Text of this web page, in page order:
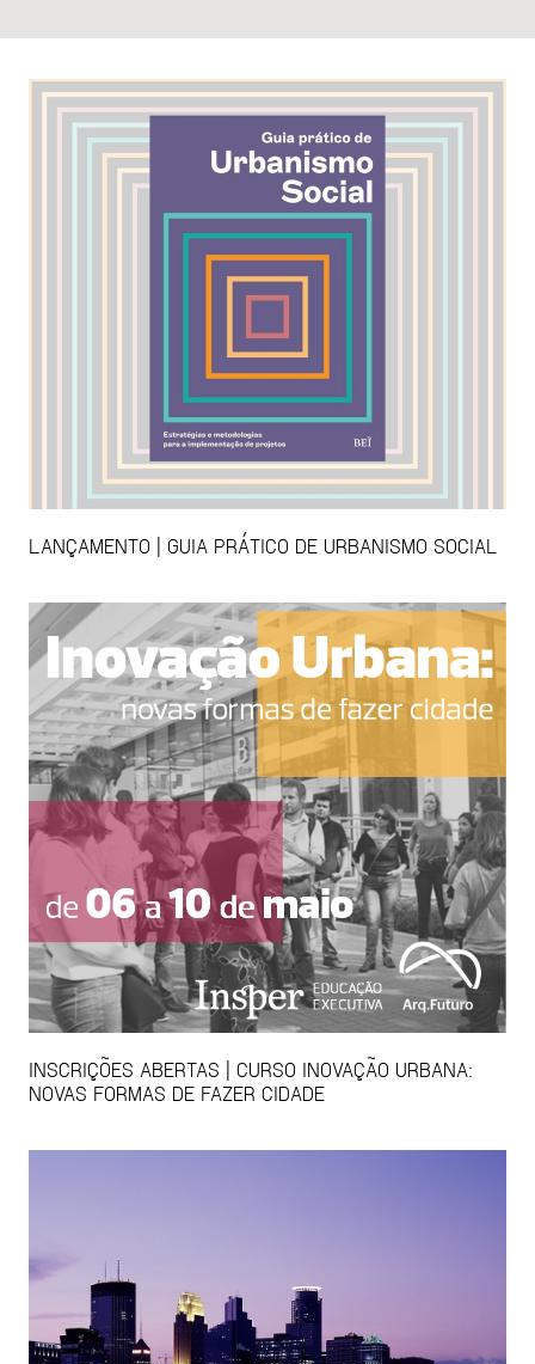
LANÇAMENTO | GUIA PRÁTICO DE URBANISMO SOCIAL
INSCRIÇÕES ABERTAS | CURSO INOVAÇÃO URBANA:
NOVAS FORMAS DE FAZER CIDADE